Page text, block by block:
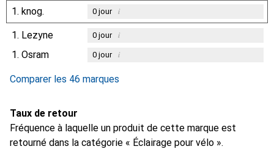
1. knog. 0jour i
1. Lezyne 0jour i
1. Osram 0jour i
Comparer les 46 marques
Taux de retour
Fréquence à laquelle un produit de cette marque est
retourné dans la catégorie « Éclairage pour vélo ».